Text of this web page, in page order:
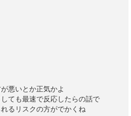
悪いとか正気かよ
ても最速で反応したらの話で
るリスクの方がでかくね